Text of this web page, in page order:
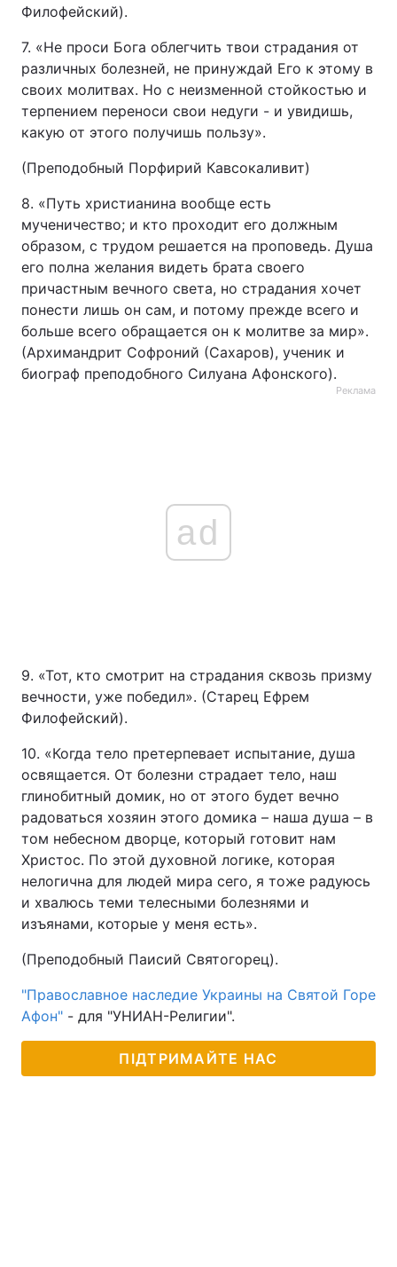
Филофейский).
7. «Не проси Бога облегчить твои страдания от
различных болезней, не принуждай Его к этому в
своих молитвах. Но с неизменной стойкостью и
терпением переноси свои недуги - и увидишь,
какую от этого получишь пользу».
(Преподобный Порфирий Кавсокаливит)
8. «Путь христианина вообще есть
мученичество; и кто проходит его должным
образом, с трудом решается на проповедь. Душа
его полна желания видеть брата своего
причастным вечного света, но страдания хочет
понести лишь он сам, и потому прежде всего и
больше всего обращается он к молитве за мир».
(Архимандрит Софроний (Сахаров), ученик и
биограф преподобного Силуана Афонского).
Реклама
ad
9. «Тот, кто смотрит на страдания сквозь призму
вечности, уже победил». (Старец Ефрем
Филофейский).
10. «Когда тело претерпевает испытание, душа
освящается. От болезни страдает тело, наш
глинобитный домик, но от этого будет вечно
радоваться хозяин этого домика – наша душа – в
том небесном дворце, который готовит нам
Христос. По этой духовной логике, которая
нелогична для людей мира сего, я тоже радуюсь
и хвалюсь теми телесными болезнями и
изъянами, которые у меня есть».
(Преподобный Паисий Святогорец).
"Православное наследие Украины на Святой Горе
Афон" - для "УНИАН-Религии".
ПІДТРИМАЙТЕ НАС